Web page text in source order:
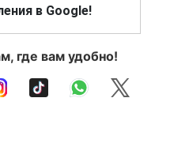
в Google!
где вам удобно!